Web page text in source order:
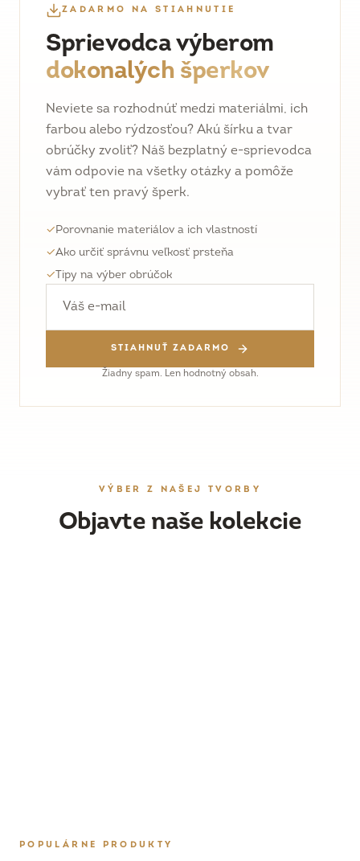
ZADARMO NA STIAHNUTIE
Sprievodca výberom
dokonalých šperkov
Neviete sa rozhodnúť medzi materiálmi, ich
farbou alebo rýdzosťou? Akú šírku a tvar
obrúčky zvoliť? Náš bezplatný e-sprievodca
vám odpovie na všetky otázky a pomôže
vybrať ten pravý šperk.
✓Porovnanie materiálov a ich vlastností
✓Ako určiť správnu veľkosť prsteňa
✓ Tipy na výber obrúčok
STIAHNUŤ ZADARMO
Žiadny spam. Len hodnotný obsah.
VÝBER Z NAŠEJ TVORBY
Objavte naše kolekcie
OBRÚČKY
POPULÁRNE PRODUKTY